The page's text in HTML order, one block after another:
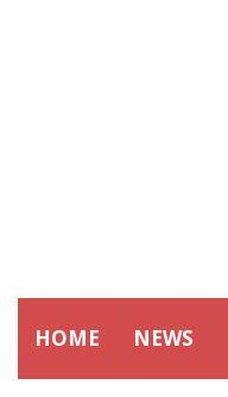
HOME NEWS